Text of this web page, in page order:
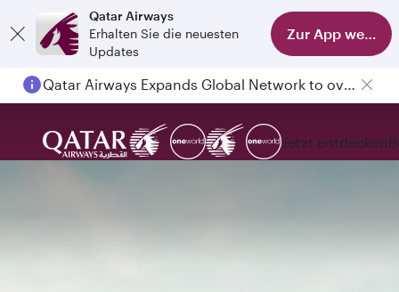
Qatar Airways
Erhalten Sie die neuesten
Updates
Zur App
Qatar Airways Expands Global Network to over 160 Destinations
Jetzt entdecken